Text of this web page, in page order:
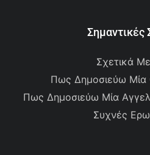
Σημαντικές
Σχετικά
Πως Δημοσιεύω Μία
Πως Δημοσιεύω Μία
Συχνές